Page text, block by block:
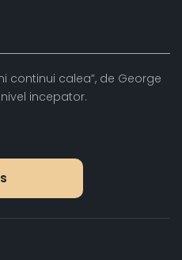
continui calea”, de George
incepator.